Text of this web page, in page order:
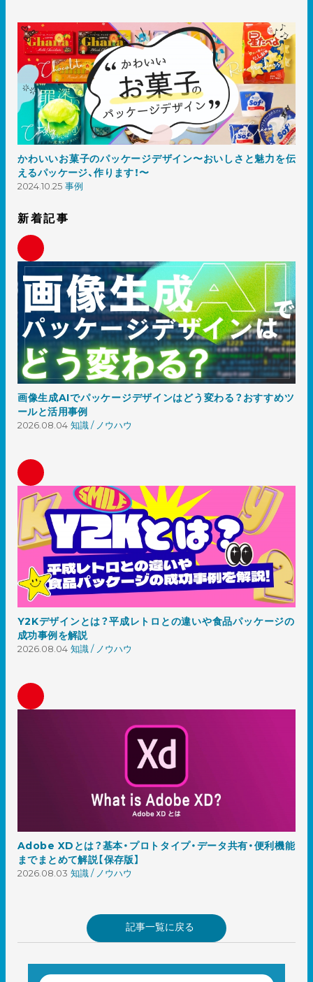
かわいいお菓子のパッケージデザイン〜おいしさと魅力を伝
えるパッケージ、作ります！〜
2024.10.25 事例
新着記事
画像生成AIでパッケージデザインはどう変わる？おすすめツ
ールと活用事例
2026.08.04 知識 / ノウハウ
Y2Kデザインとは？平成レトロとの違いや食品パッケージの
成功事例を解説
2026.08.04 知識 / ノウハウ
Adobe XDとは？基本・プロトタイプ・データ共有・便利機能
までまとめて解説【保存版】
2026.08.03 知識 / ノウハウ
記事一覧に戻る